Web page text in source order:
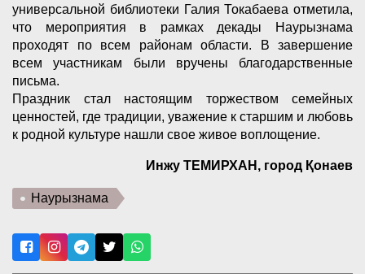
универсальной библиотеки Галия Токабаева отметила,
что мероприятия в рамках декады Наурызнама
проходят по всем районам области. В завершение
всем участникам были вручены благодарственные
письма.
Праздник стал настоящим торжеством семейных
ценностей, где традиции, уважение к старшим и любовь
к родной культуре нашли свое живое воплощение.
Инжу ТЕМИРХАН, город Қонаев
Наурызнама